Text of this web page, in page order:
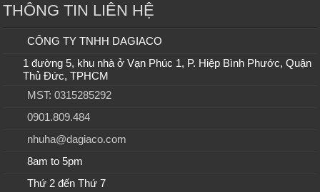
THÔNG TIN LIÊN HỆ
CÔNG TY TNHH DAGIACO
1 đường 5, khu nhà ở Vạn Phúc 1, P. Hiệp Bình Phước, Quận
Thủ Đức, TPHCM
MST: 0315285292
0901.809.484
nhuha@dagiaco.com
8am to 5pm
Thứ 2 đến Thứ 7